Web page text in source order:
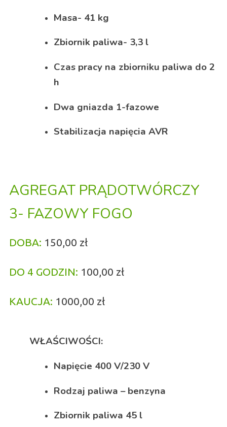
Masa- 41 kg
Zbiornik paliwa- 3,3 l
Czas pracy na zbiorniku paliwa do 2
h
Dwa gniazda 1-fazowe
Stabilizacja napięcia AVR
AGREGAT PRĄDOTWÓRCZY
3- FAZOWY FOGO
DOBA: 150,00 zł
DO 4 GODZIN: 100,00 zł
KAUCJA: 1000,00 zł
WŁAŚCIWOŚCI:
Napięcie 400 V/230 V
Rodzaj paliwa – benzyna
Zbiornik paliwa 45 l